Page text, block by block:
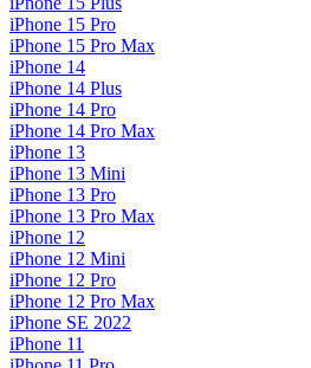
iPhone 15 Pro
iPhone 15 Pro Max
iPhone 14
iPhone 14 Plus
iPhone 14 Pro
iPhone 14 Pro Max
iPhone 13
iPhone 13 Mini
iPhone 13 Pro
iPhone 13 Pro Max
iPhone 12
iPhone 12 Mini
iPhone 12 Pro
iPhone 12 Pro Max
iPhone SE 2022
iPhone 11